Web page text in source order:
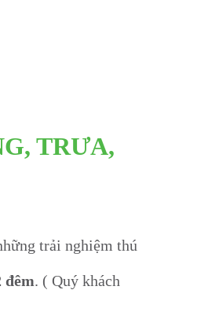
TRƯA,
trải nghiệm thú
đêm. ( Quý khách